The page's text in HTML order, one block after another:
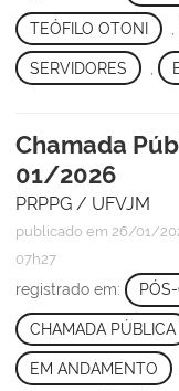
TEÓFILO OTONI
SERVIDORES
Chamada
01/2026
PRPPG / UFVJM
publicado em 26/01/
07h27
registrado em:
CHAMADA PÚBLICA
EM ANDAMENTO